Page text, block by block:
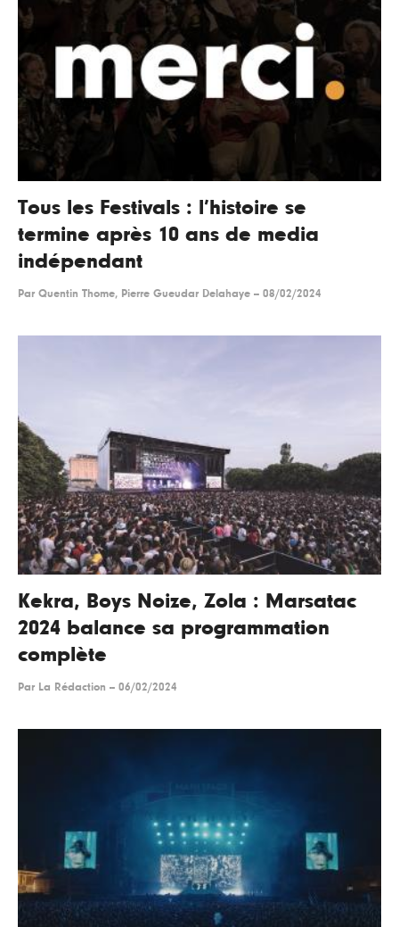
Tous les Festivals : l’histoire se
termine après 10 ans de media
indépendant
Par Quentin Thome, Pierre Gueudar Delahaye -- 08/02/2024
Kekra, Boys Noize, Zola : Marsatac
2024 balance sa programmation
complète
Par La Rédaction -- 06/02/2024